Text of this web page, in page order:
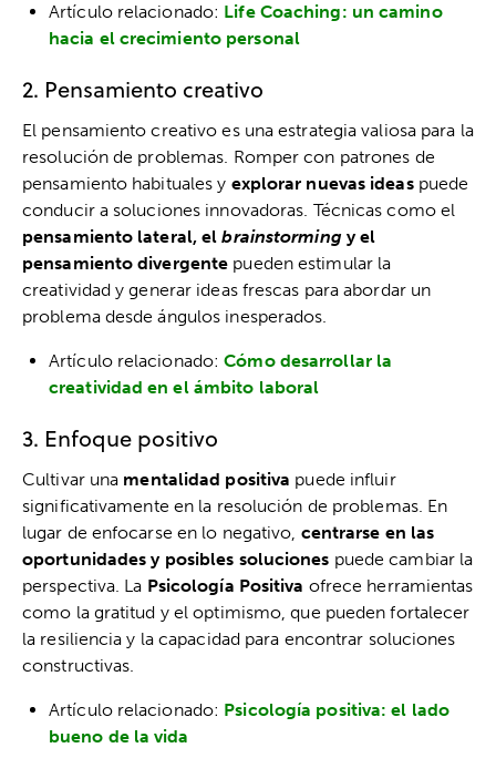
Artículo relacionado: Life Coaching: un camino
hacia el crecimiento personal
2. Pensamiento creativo
El pensamiento creativo es una estrategia valiosa para la
resolución de problemas. Romper con patrones de
pensamiento habituales y explorar nuevas ideaspuede
conducir a soluciones innovadoras. Técnicas como el
pensamiento lateral, elbrainstormingy el
pensamiento divergente pueden estimular la
creatividad y generar ideas frescas para abordar un
problema desde ángulos inesperados.
Artículo relacionado:Cómo desarrollar la
creatividad en el ámbito laboral
3. Enfoque positivo
Cultivar una mentalidad positiva puede influir
significativamente en la resolución de problemas. En
lugar de enfocarse en lo negativo, centrarse en las
oportunidades y posibles soluciones puede cambiar la
perspectiva. La Psicología Positiva ofrece herramientas
como la gratitud y el optimismo, que pueden fortalecer
la resiliencia y la capacidad para encontrar soluciones
constructivas.
Artículo relacionado: Psicología positiva: el lado
bueno de la vida